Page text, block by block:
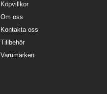
Köpvillkor
Om oss
Kontakta oss
Tillbehör
Varumärken